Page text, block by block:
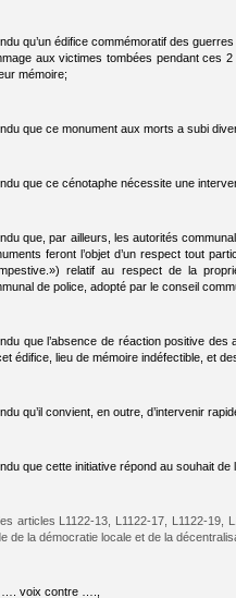
qu’un édifice commémoratif des
aux victimes tombées pendant ces
mémoire;
que ce monument aux morts a subi
que ce cénotaphe nécessite une
que, par ailleurs, les autorités
feront l’objet d’un respect tout
relatif au respect de la
de police, adopté par le conseil
que l’absence de réaction positive
édifice, lieu de mémoire indéfectible, et
qu’il convient, en outre, d’intervenir
que cette initiative répond au souhait
articles L1122‑13, L1122‑17, L1122‑19,
de la démocratie locale et de la
…. voix contre ….,